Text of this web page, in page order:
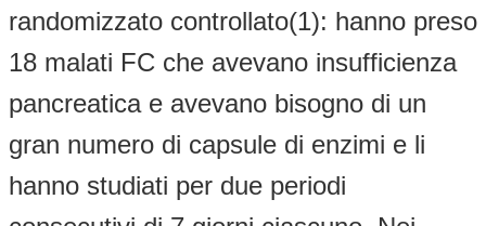
randomizzato controllato(1): hanno preso
18 malati FC che avevano insufficienza
pancreatica e avevano bisogno di un
gran numero di capsule di enzimi e li
hanno studiati per due periodi